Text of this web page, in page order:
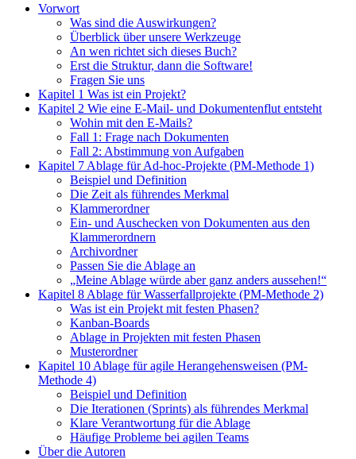
Vorwort
Was sind die Auswirkungen?
Überblick über unsere Werkzeuge
An wen richtet sich dieses Buch?
Erst die Struktur, dann die Software!
Fragen Sie uns
Kapitel 1 Was ist ein Projekt?
Kapitel 2 Wie eine E-Mail- und Dokumentenflut entsteht
Wohin mit den E-Mails?
Fall 1: Frage nach Dokumenten
Fall 2: Abstimmung von Aufgaben
Kapitel 7 Ablage für Ad-hoc-Projekte (PM-Methode 1)
Beispiel und Definition
Die Zeit als führendes Merkmal
Klammerordner
Ein- und Auschecken von Dokumenten aus den
Klammerordnern
Archivordner
Passen Sie die Ablage an
„Meine Ablage würde aber ganz anders aussehen!“
Kapitel 8 Ablage für Wasserfallprojekte (PM-Methode 2)
Was ist ein Projekt mit festen Phasen?
Kanban-Boards
Ablage in Projekten mit festen Phasen
Musterordner
Kapitel 10 Ablage für agile Herangehensweisen (PM-
Methode 4)
Beispiel und Definition
Die Iterationen (Sprints) als führendes Merkmal
Klare Verantwortung für die Ablage
Häufige Probleme bei agilen Teams
Über die Autoren